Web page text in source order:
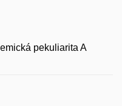
pekuliarita A